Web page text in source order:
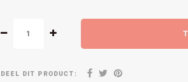
DEEL DIT PRODUCT: